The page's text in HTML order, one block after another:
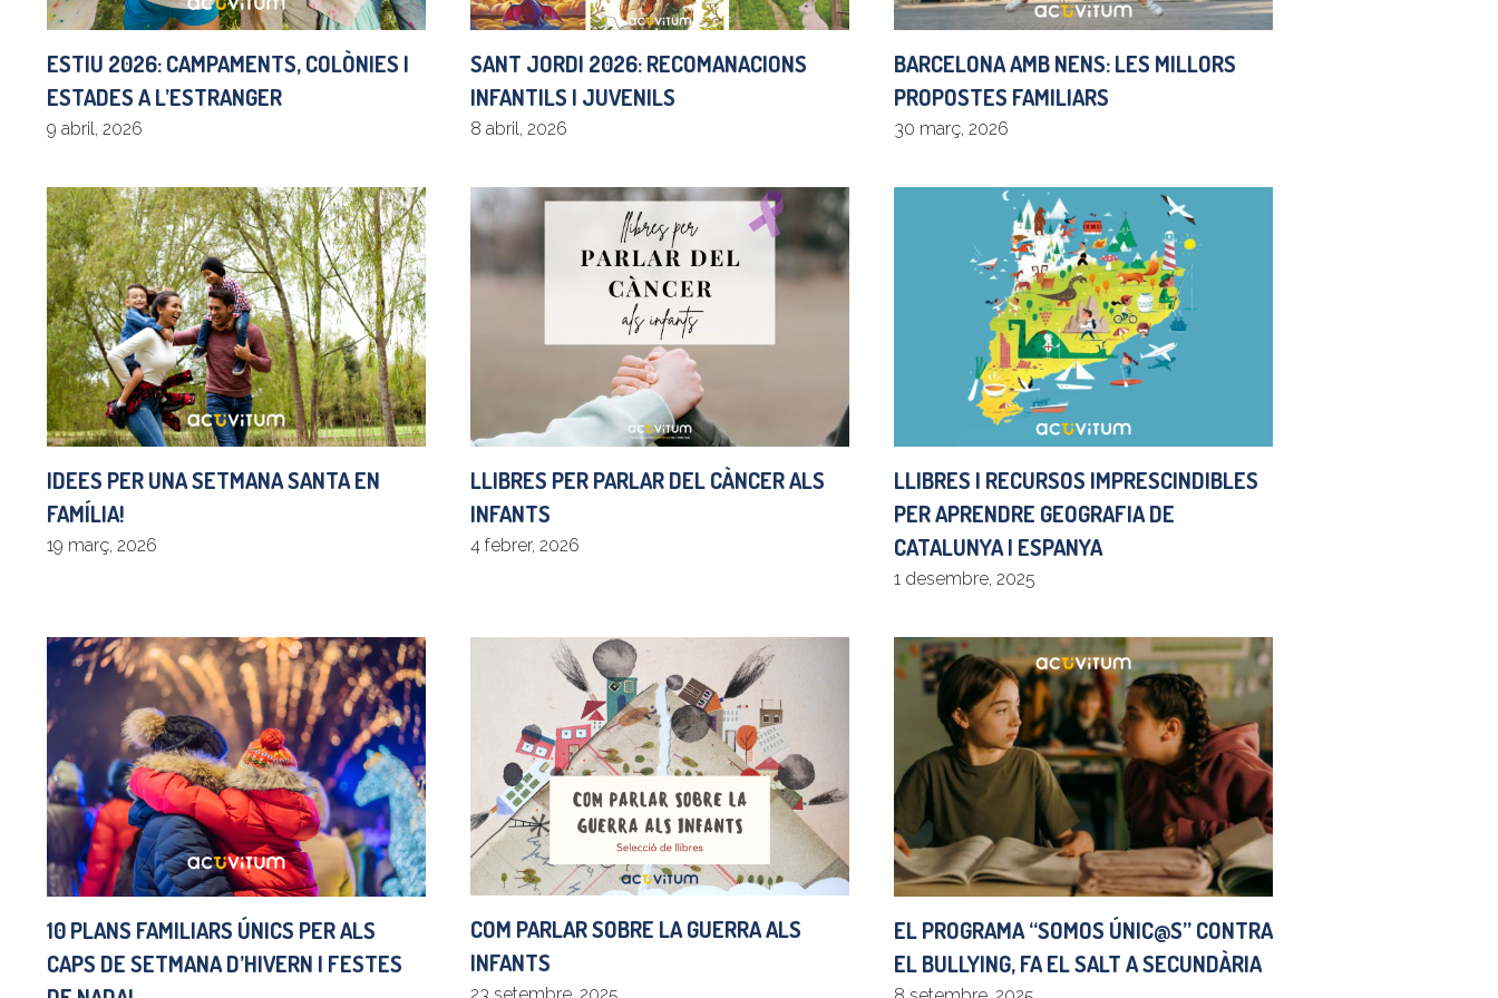
ESTIU 2026: CAMPAMENTS, COLÒNIES I
ESTADES A L’ESTRANGER
9 abril, 2026
SANT JORDI 2026: RECOMANACIONS
INFANTILS I JUVENILS
8 abril, 2026
BARCELONA AMB NENS: LES MILLORS
PROPOSTES FAMILIARS
30 març, 2026
IDEES PER UNA SETMANA SANTA EN
FAMÍLIA!
19 març, 2026
LLIBRES PER PARLAR DEL CÀNCER ALS
INFANTS
4 febrer, 2026
LLIBRES I RECURSOS IMPRESCINDIBLES
PER APRENDRE GEOGRAFIA DE
CATALUNYA I ESPANYA
1 desembre, 2025
10 PLANS FAMILIARS ÚNICS PER ALS
CAPS DE SETMANA D’HIVERN I FESTES
COM PARLAR SOBRE LA GUERRA ALS
INFANTS
EL PROGRAMA “SOMOS ÚNIC@S” CONTRA
EL BULLYING, FA EL SALT A SECUNDÀRIA